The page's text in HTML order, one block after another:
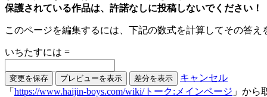
保護されている作品は、許諾なしに投稿しないでください！
このページを編集するには、下記の数式を計算してその答え
いちたすには =
キャンセル
「 https://www.haijin-boys.com/wiki/トーク:メインページ 」から